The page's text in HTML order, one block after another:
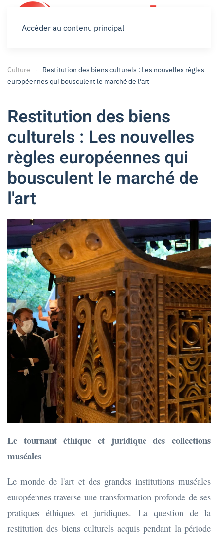
Accéder au contenu principal
Culture
Restitution des biens culturels : Les nouvelles règles
européennes qui bousculent le marché de l'art
Restitution des biens
culturels : Les nouvelles
règles européennes qui
bousculent le marché de
l'art
Le tournant éthique et juridique des collections
muséales
Le monde de l'art et des grandes institutions muséales
européennes traverse une transformation profonde de ses
pratiques éthiques et juridiques. La question de la
restitution des biens culturels acquis pendant la période